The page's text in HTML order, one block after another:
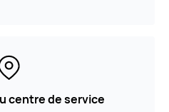
centre de service